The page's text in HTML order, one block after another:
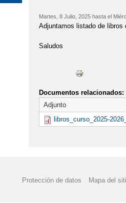
Martes, 8 Julio, 2025hasta el
Adjuntamos listado de libros
Saludos
Documentos relacionados:
Adjunto
libros_curso_2025-
Protección de datos Mapa del